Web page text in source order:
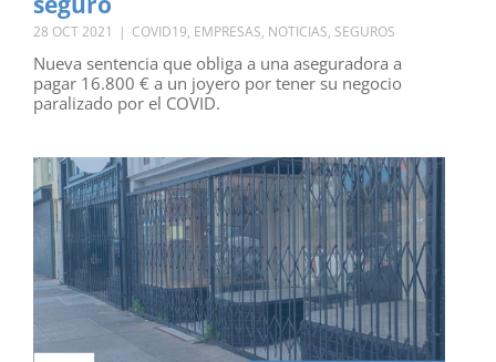
28 OCT 2021 | COVID19, EMPRESAS, NOTICIAS, SEGUROS
Nueva sentencia que obliga a una aseguradora a
pagar 16.800 € a un joyero por tener su negocio
paralizado por el COVID.